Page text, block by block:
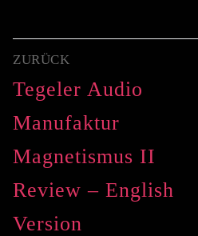
Beitragsnavigation
ZURÜCK
Vorheriger
Beitrag:
Tegeler Audio
Manufaktur
Magnetismus II
Review – English
Version